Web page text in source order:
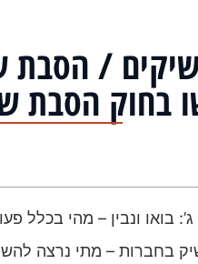
/ הסבת
בחוק הסבת
בואו ונבין – מהי בכלל
בחברות – מתי נרצה